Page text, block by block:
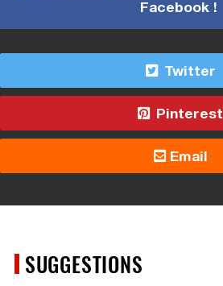
Facebook !
Twitter
Pinterest
Email
SUGGESTIONS